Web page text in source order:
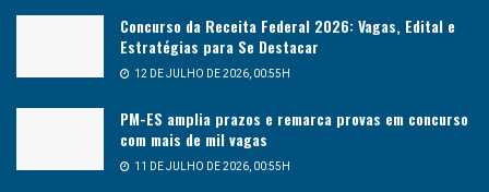
Concurso da Receita Federal 2026: Vagas, Edital e
Estratégias para Se Destacar
12 DE JULHO DE 2026, 00:55H
PM-ES amplia prazos e remarca provas em concurso
com mais de mil vagas
11 DE JULHO DE 2026, 00:55H